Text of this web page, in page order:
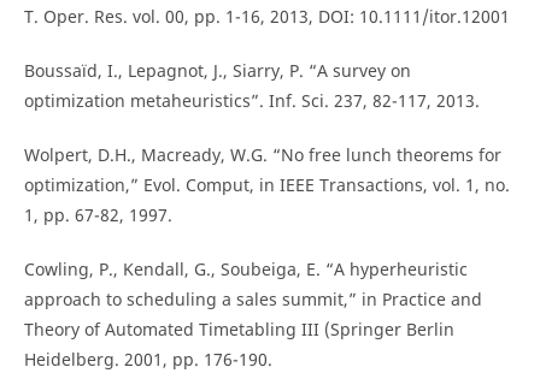
T. Oper. Res. vol. 00, pp. 1-16, 2013, DOI: 10.1111/itor.12001
Boussaïd, I., Lepagnot, J., Siarry, P. “A survey on
optimization metaheuristics”. Inf. Sci. 237, 82-117, 2013.
Wolpert, D.H., Macready, W.G. “No free lunch theorems for
optimization,” Evol. Comput, in IEEE Transactions, vol. 1, no.
1, pp. 67-82, 1997.
Cowling, P., Kendall, G., Soubeiga, E. “A hyperheuristic
approach to scheduling a sales summit,” in Practice and
Theory of Automated Timetabling III (Springer Berlin
Heidelberg. 2001, pp. 176-190.